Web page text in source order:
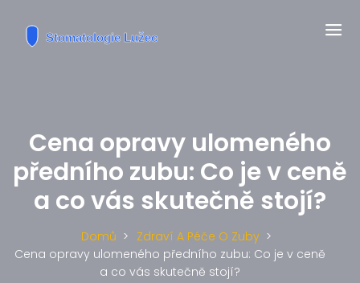
Cena opravy ulomeného
předního zubu: Co je v ceně
a co vás skutečně stojí?
Domů
Zdraví A Péče O Zuby
Cena opravy ulomeného předního zubu: Co je v ceně
a co vás skutečně stojí?